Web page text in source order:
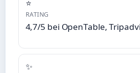
⭐
RATING
4,7/5 bei OpenTable,
✨